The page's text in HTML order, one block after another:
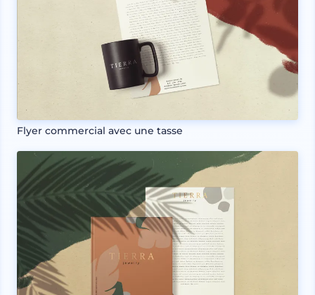
Flyer commercial avec une tasse